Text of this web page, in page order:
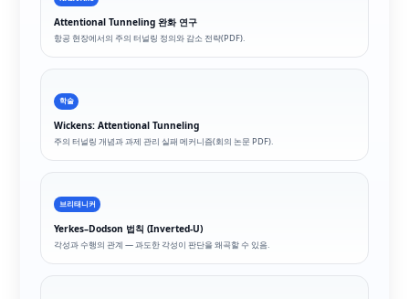
Attentional Tunneling 완화 연구
항공 현장에서의 주의 터널링 정의와 감소 전략(PDF).
학술
Wickens: Attentional Tunneling
주의 터널링 개념과 과제 관리 실패 메커니즘(회의 논문 PDF).
브리태니커
Yerkes–Dodson 법칙 (Inverted-U)
각성과 수행의 관계 — 과도한 각성이 판단을 왜곡할 수 있음.